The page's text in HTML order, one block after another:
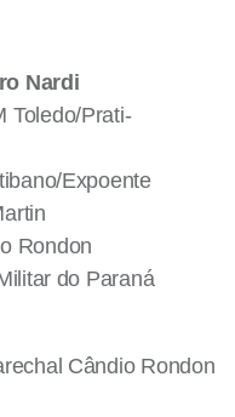
Nardi
Toledo/Prati-
Expoente
Rondon
do Paraná
Cândio Rondon